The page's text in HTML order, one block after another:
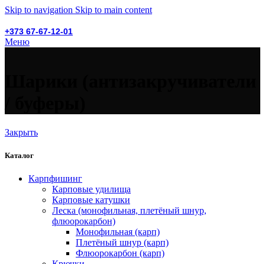
Skip to navigation Skip to main content
+373 67-67-12-01
Меню
Закрыть
Каталог
Карпфишинг
Карповые удилища
Карповые катушки
Леска (монофильная, плетёный шнур,
флюорокарбон)
Монофильная (карп)
Плетёный шнур (карп)
Флюорокарбон (карп)